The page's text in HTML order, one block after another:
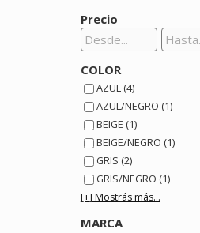
Precio
COLOR
AZUL (4)
AZUL/NEGRO (1)
BEIGE (1)
BEIGE/NEGRO (1)
GRIS (2)
GRIS/NEGRO (1)
[+] Mostrás más...
MARCA